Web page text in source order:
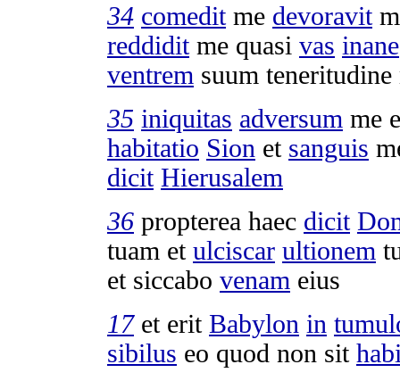
34 comeditme devoravit
reddiditme quasi vas inane
ventrem suum teneritudine
35 iniquitas adversum me
habitatio Sion et sanguis
dicit Hierusalem
36 propterea haec dicit
tuam et ulciscar ultionem
et siccabo venam eius
17et erit Babylon in
sibilus eo quod non sit